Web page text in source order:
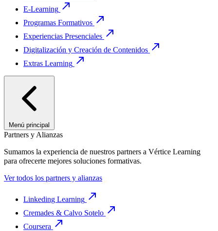
E-Learning
Programas Formativos
Experiencias Presenciales
Digitalización y Creación de Contenidos
Extras Learning
Menú principal
Partners y Alianzas
Sumamos la experiencia de nuestros partners a Vértice Learning
para ofrecerte mejores soluciones formativas.
Ver todos los partners y alianzas
Linkeding Learning
Cremades & Calvo Sotelo
Coursera